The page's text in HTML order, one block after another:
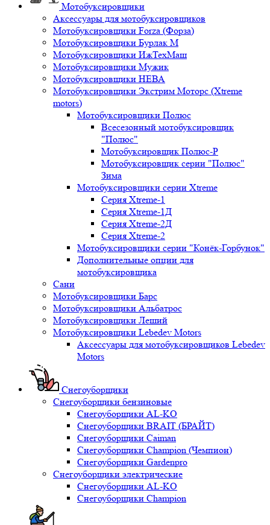
Мотобуксировщики
Аксессуары для мотобуксировщиков
Мотобуксировщики Forza (Форза)
Мотобуксировщики Бурлак М
Мотобуксировщики ИжТехМаш
Мотобуксировщики Мужик
Мотобуксировщики НЕВА
Мотобуксировщики Экстрим Моторс (Xtreme
motors)
Мотобуксировщики Полюс
Всесезонный мотобуксировщик
"Полюс"
Мотобуксировщик Полюс-Р
Мотобуксировщик серии "Полюс"
Зима
Мотобуксировщики серии Xtreme
Серия Xtreme-1
Серия Xtreme-1Д
Серия Xtreme-2Д
Серия Xtreme-2
Мотобуксировщики серии "Конёк-Горбунок"
Дополнительные опции для
мотобуксировщика
Сани
Мотобуксировщики Барс
Мотобуксировщики Альбатрос
Мотобуксировщики Леший
Мотобуксировщики Lebedev Motors
Аксессуары для мотобуксировщиков Lebedev
Motors
Снегоуборщики
Снегоуборщики бензиновые
Снегоуборщики AL-KO
Снегоуборщики BRAIT (БРАЙТ)
Снегоуборщики Caiman
Снегоуборщики Champion (Чемпион)
Снегоуборщики Gardenpro
Снегоуборщики электрические
Снегоуборщики AL-KO
Снегоуборщики Champion